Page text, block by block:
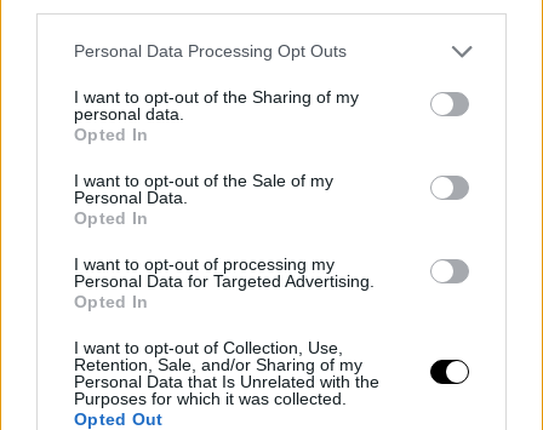
Personal Data Processing Opt Outs
I want to opt-out of the Sharing of my
personal data.
Opted In
I want to opt-out of the Sale of my
Personal Data.
Opted In
I want to opt-out of processing my
Personal Data for Targeted Advertising.
Opted In
I want to opt-out of Collection, Use,
Retention, Sale, and/or Sharing of my
Personal Data that Is Unrelated with the
Purposes for which it was collected.
Opted Out
«Ο γάμος μας ήταν δικός μας. Ήταν ήσυχος και γεμάτος αγάπη»,
έχει αναφέρει παλαιότερα ο ηθοποιός σε συνέντευξη του χωρίς